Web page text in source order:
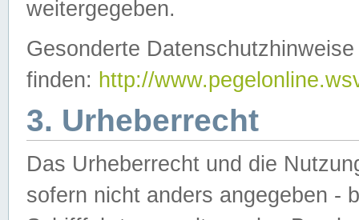
weitergegeben.
Gesonderte
finden: http://
3. Urheberrecht
Das Urheberrecht und die
sofern nicht anders angegeben -